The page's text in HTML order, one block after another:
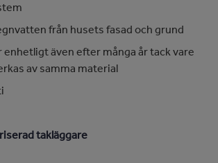
från husets fasad och grund
enhetligt även efter många år tack vare
av samma material
takläggare